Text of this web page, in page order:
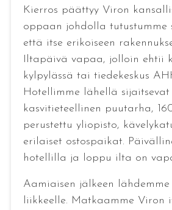
Kierros päättyy Viron
oppaan johdolla tutustumme
että itse erikoiseen
Iltapäivä vapaa, jolloin ehtii
kylpylässä tai tiedekeskus
Hotellimme lähellä sijaitsevat
kasvitieteellinen puutarha,
perustettu yliopisto,
erilaiset ostospaikat.
hotellilla ja loppu ilta on
Aamiaisen jälkeen lähdemme
liikkeelle. Matkaamme Viron